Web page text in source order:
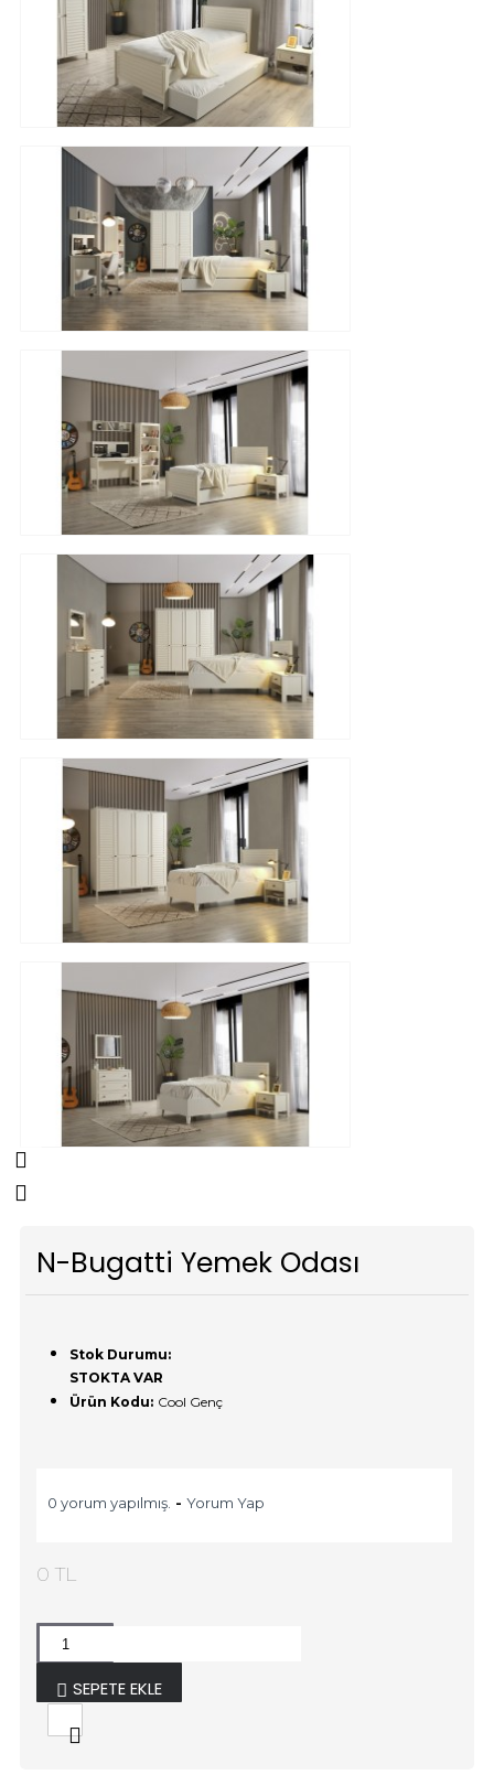
N-Bugatti Yemek Odası
Stok Durumu:
STOKTA VAR
Ürün Kodu: Cool Genç
0 yorum yapılmış. - Yorum Yap
0 TL
SEPETE EKLE